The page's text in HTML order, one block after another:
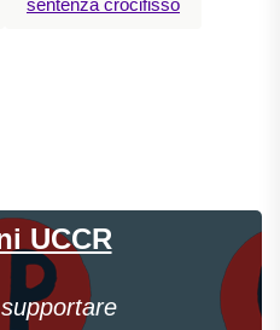
sentenza crocifisso
UCCR